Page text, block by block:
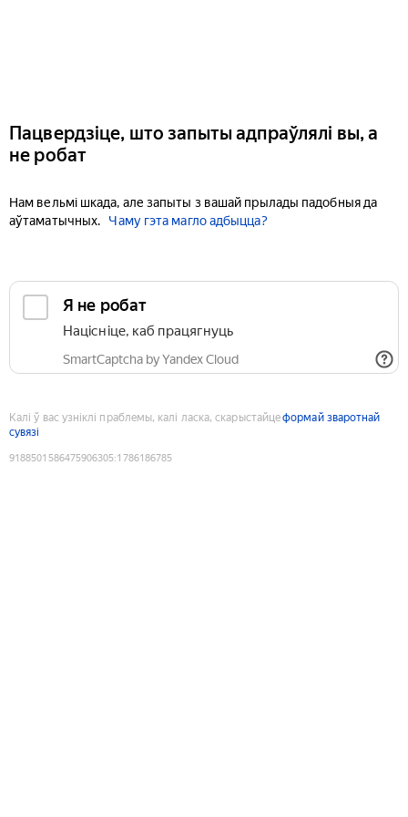
Пацвердзіце, што запыты адпраўлялі вы, а
не робат
Нам вельмі шкада, але запыты з вашай прылады падобныя да
аўтаматычных.
Чаму гэта магло адбыцца?
Я не робат
Націсніце, каб працягнуць
SmartCaptcha by Yandex Cloud
Калі ў вас узніклі праблемы, калі ласка, скарыстайцеформай зваротнай
сувязі
9188501586475906305:1786186785